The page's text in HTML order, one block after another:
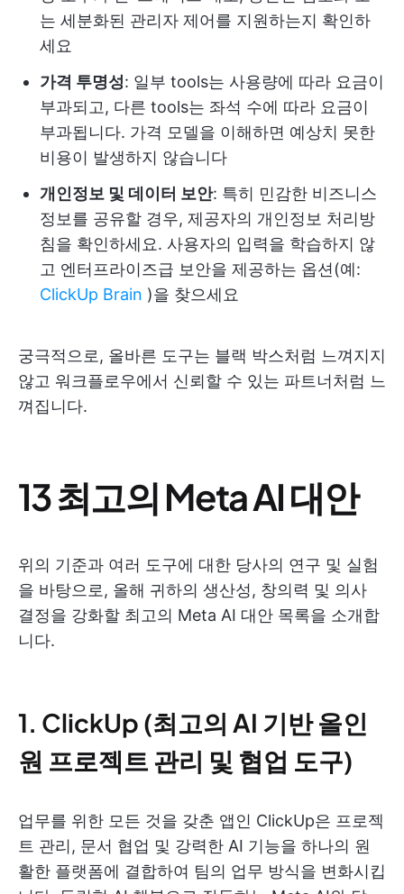
는 세분화된 관리자 제어를 지원하는지 확인하
세요
가격 투명성: 일부 tools는 사용량에 따라 요금이
부과되고, 다른 tools는 좌석 수에 따라 요금이
부과됩니다. 가격 모델을 이해하면 예상치 못한
비용이 발생하지 않습니다
개인정보 및 데이터 보안: 특히 민감한 비즈니스
정보를 공유할 경우, 제공자의 개인정보 처리방
침을 확인하세요. 사용자의 입력을 학습하지 않
고 엔터프라이즈급 보안을 제공하는 옵션(예:
ClickUp Brain )을 찾으세요
궁극적으로, 올바른 도구는 블랙 박스처럼 느껴지지
않고 워크플로우에서 신뢰할 수 있는 파트너처럼 느
껴집니다.
13 최고의 Meta AI 대안
위의 기준과 여러 도구에 대한 당사의 연구 및 실험
을 바탕으로, 올해 귀하의 생산성, 창의력 및 의사
결정을 강화할 최고의 Meta AI 대안 목록을 소개합
니다.
1. ClickUp (최고의 AI 기반 올인
원 프로젝트 관리 및 협업 도구)
업무를 위한 모든 것을 갖춘 앱인 ClickUp은 프로젝
트 관리, 문서 협업 및 강력한 AI 기능을 하나의 원
활한 플랫폼에 결합하여 팀의 업무 방식을 변화시킵